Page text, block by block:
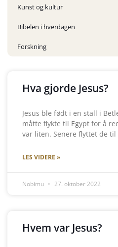
Kunst og kultur
Bibelen i hverdagen
Forskning
Hva gjorde Jesus?
Jesus ble født i en stall i
måtte flykte til Egypt for å
var liten. Senere flyttet de
LES VIDERE »
Nobimu 27. oktober 2022
Hvem var Jesus?